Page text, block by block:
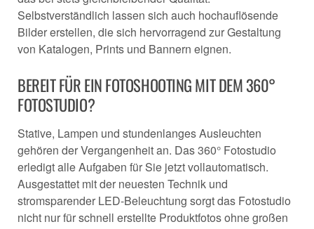
Selbstverständlich lassen sich auch hochauflösende
Bilder erstellen, die sich hervorragend zur Gestaltung
von Katalogen, Prints und Bannern eignen.
BEREIT FÜR EIN FOTOSHOOTING MIT DEM 360°
FOTOSTUDIO?
Stative, Lampen und stundenlanges Ausleuchten
gehören der Vergangenheit an. Das 360° Fotostudio
erledigt alle Aufgaben für Sie jetzt vollautomatisch.
Ausgestattet mit der neuesten Technik und
stromsparender LED-Beleuchtung sorgt das Fotostudio
nicht nur für schnell erstellte Produktfotos ohne großen